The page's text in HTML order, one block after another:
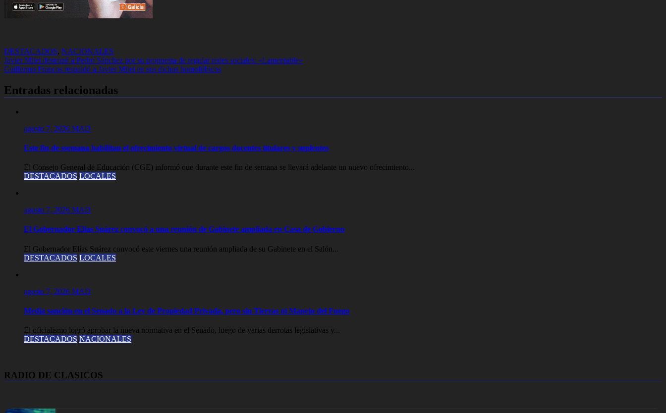
DESTACADOS, NACIONALES
Navegación
de
entradas
Javier Milei destrozó a Pedro Sánchez por su propuesta de regular redes sociales: «Lamentable»
Guillermo Francos respaldó a Javier Milei en sus dichos homofóbicos
Entradas relacionadas
agosto 7, 2026 MAD
Este fin de ssemana habilitan el ofrecimiento virtual de cargos docentes titulares y suplentes
El Consejo General de Educación (CGE) informó que durante este fin de semana se llevará adelante un nuevo ofrecimiento...
DESTACADOS LOCALES
agosto 7, 2026 MAD
El Gobernador Elias Suárez convocó a una reunión de Gabinete ampliada en Casa de Gobierno
El Gobernador Elías Suárez convocó este viernes una reunión ampliada de su Gabinete en el Salón...
DESTACADOS LOCALES
agosto 7, 2026 MAD
Media sanción en el Senado a la Ley de Propiedad Privada, pero sin Tierras ni Manejo del Fuego
El oficialismo logró aprobar la nueva normativa en el Senado, luego de varias derrotas legislativas y...
DESTACADOS NACIONALES
RADIO DE CLASICOS